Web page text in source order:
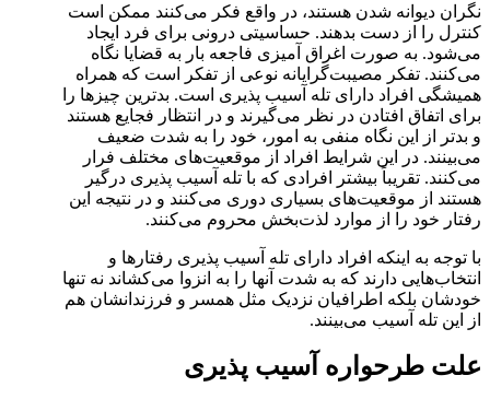
نگران دیوانه شدن هستند، در واقع فکر می‌کنند ممکن است
کنترل را از دست بدهند. حساسیتی درونی برای فرد ایجاد
می‌شود. به صورت اغراق آمیزی فاجعه بار به قضایا نگاه
می‌کنند. تفکر مصیبت‌گرایانه نوعی از تفکر است که همراه
همیشگی افراد دارای تله آسیب پذیری است. بدترین چیزها را
برای اتفاق افتادن در نظر می‌گیرند و در انتظار فجایع هستند
و بدتر از این نگاه منفی به امور، خود را به شدت ضعیف
می‌بینند. در این شرایط افراد از موقعیت‌های مختلف فرار
می‌کنند. تقریباً بیشتر افرادی که با تله آسیب پذیری درگیر
هستند از موقعیت‌های بسیاری دوری می‌کنند و در نتیجه این
رفتار خود را از موارد لذت‌بخش محروم می‌کنند.
با توجه به اینکه افراد دارای تله آسیب پذیری رفتارها و
انتخاب‌هایی دارند که به شدت آنها را به انزوا می‌کشاند نه تنها
خودشان بلکه اطرافیان نزدیک مثل همسر و فرزندانشان هم
از این تله آسیب می‌بینند.
علت طرحواره آسیب پذیری